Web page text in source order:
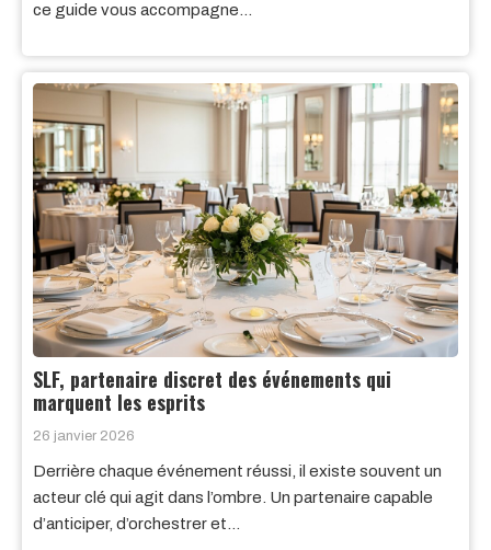
ce guide vous accompagne…
SLF, partenaire discret des événements qui
marquent les esprits
26 janvier 2026
Derrière chaque événement réussi, il existe souvent un
acteur clé qui agit dans l’ombre. Un partenaire capable
d’anticiper, d’orchestrer et…